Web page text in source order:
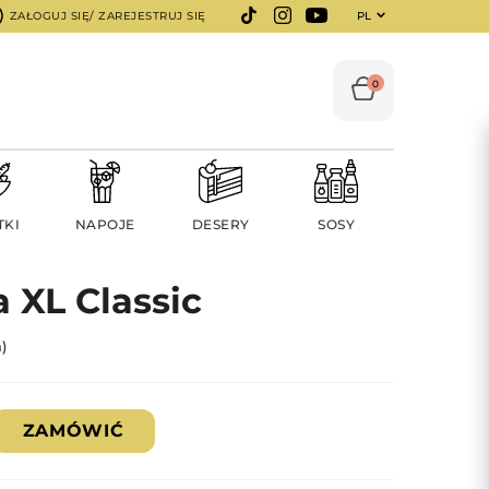
ZAŁOGUJ SIĘ/ ZAREJESTRUJ SIĘ PL
0
NAPOJE DESERY SOSY
XL Classic
ZAMÓWIĆ